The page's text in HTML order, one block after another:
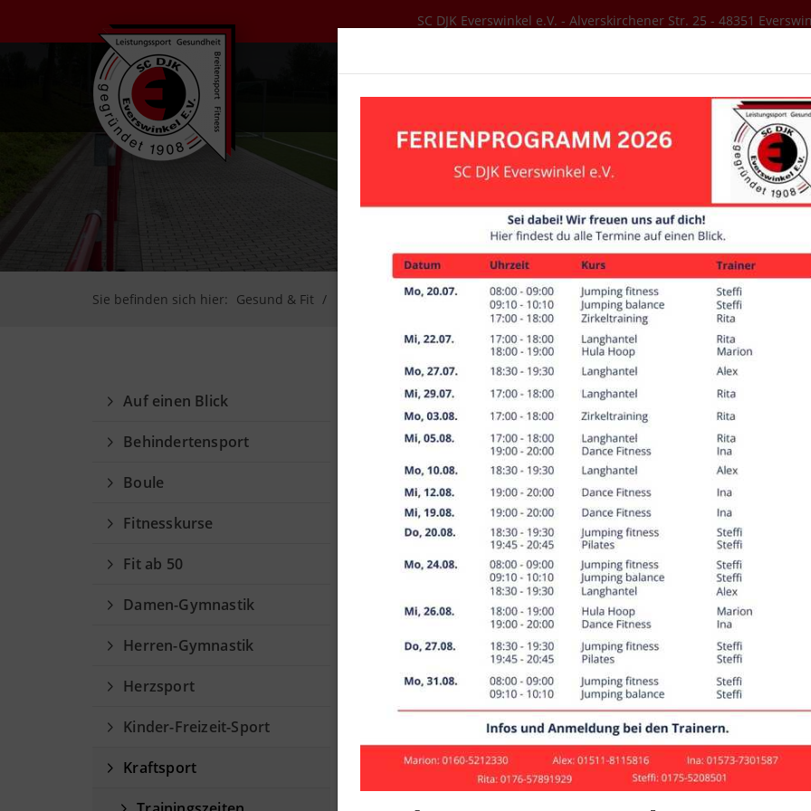
SC DJK Everswinkel e.V. - Alverskirchener Str. 25 - 48351
Sie befinden sich hier: Gesund & Fit Trainingszeiten
Kraftsport
Trainingszeiten
Angebote
Wochentag Zeit Angebot
10:00–22:00 Kraftsport: Erwachsene
Dienstag 10:00–22:00 Kraftsport: Erwachsene
10:00–22:00 Kraftsport: Erwachsene
10:00–22:00 Kraftsport: Erwachsene
Auf einen Blick
Behindertensport
Boule
Fitnesskurse
Fit ab 50
Damen-Gymnastik
Herren-Gymnastik
Herzsport
Kinder-Freizeit-Sport
Kraftsport